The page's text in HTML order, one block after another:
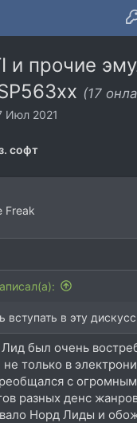
и прочие
(17
Июл 2021
софт
Freak
вступать в эту
был очень
только в
с
разных денс
Норд Лиды и